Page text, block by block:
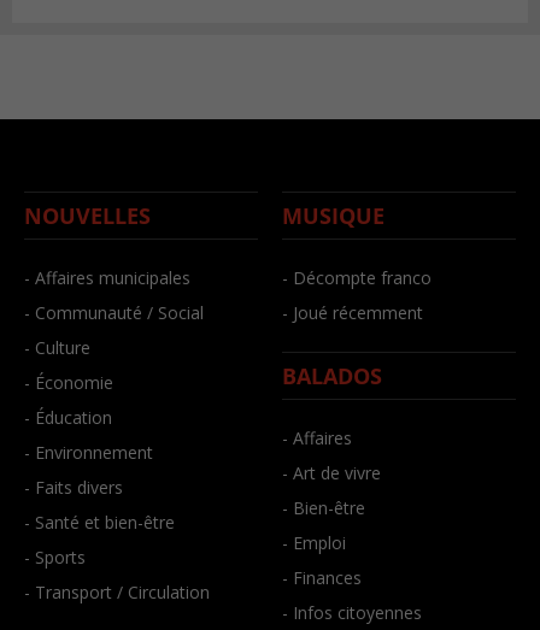
NOUVELLES
- Affaires municipales
- Communauté / Social
- Culture
- Économie
- Éducation
- Environnement
- Faits divers
- Santé et bien-être
- Sports
- Transport / Circulation
MUSIQUE
- Décompte franco
- Joué récemment
BALADOS
- Affaires
- Art de vivre
- Bien-être
- Emploi
- Finances
- Infos citoyennes